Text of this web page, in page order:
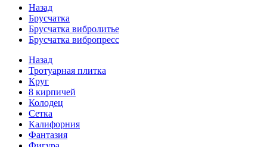
Назад
Брусчатка
Брусчатка вибролитье
Брусчатка вибропресс
Назад
Тротуарная плитка
Круг
8 кирпичей
Колодец
Сетка
Калифорния
Фантазия